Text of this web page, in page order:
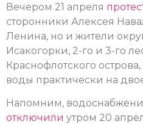
Вечером 21 апреля
сторонники Алексея
Ленина, но и жители
Исакогорки, 2-го и 3-го
Краснофлотского
воды практически на
Напомним,
отключили утром 20